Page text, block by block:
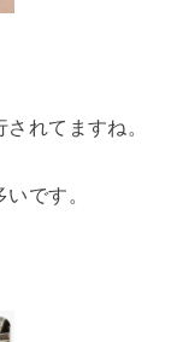
れてますね。
です。